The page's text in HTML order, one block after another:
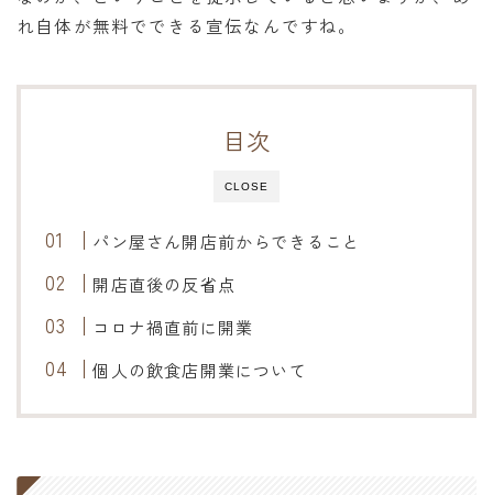
れ自体が無料でできる宣伝なんですね。
CLOSE
目次
パン屋さん開店前からできること
開店直後の反省点
コロナ禍直前に開業
個人の飲食店開業について